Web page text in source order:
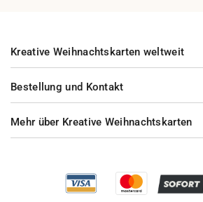
Bestellung und Kontakt
Mehr über Kreative Weihnachtskarten
Kreative Weihnachtskarten weltweit